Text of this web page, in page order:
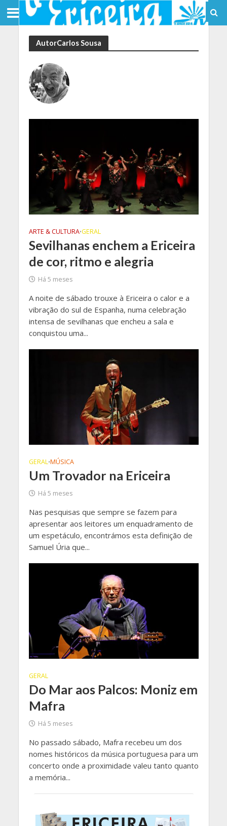
AutorCarlos Sousa
ARTE & CULTURA•GERAL
Sevilhanas enchem a Ericeira
de cor, ritmo e alegria
Há 5 meses
A noite de sábado trouxe à Ericeira o calor e a
vibração do sul de Espanha, numa celebração
intensa de sevilhanas que encheu a sala e
conquistou uma...
GERAL•MÚSICA
Um Trovador na Ericeira
Há 5 meses
Nas pesquisas que sempre se fazem para
apresentar aos leitores um enquadramento de
um espetáculo, encontrámos esta definição de
Samuel Úria que...
GERAL
Do Mar aos Palcos: Moniz em
Mafra
Há 5 meses
No passado sábado, Mafra recebeu um dos
nomes históricos da música portuguesa para um
concerto onde a proximidade valeu tanto quanto
a memória...